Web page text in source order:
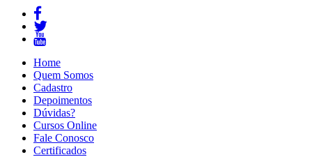
Home
Quem Somos
Cadastro
Depoimentos
Dúvidas?
Cursos Online
Fale Conosco
Certificados